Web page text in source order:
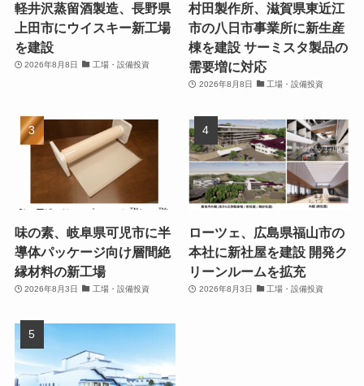
軽井沢蒸留酒製造、長野県
上田市にウイスキー新工場
を建設
2026年8月8日 工場・設備投資
村田製作所、滋賀県東近江
市の八日市事業所に新生産
棟を建設 サーミスタ製品の
需要増に対応
2026年8月8日 工場・設備投資
味の素、岐阜県可児市に半
導体パッケージ向け層間絶
縁材料の新工場
2026年8月3日 工場・設備投資
ローツェ、広島県福山市の
本社に新社屋を建設 開発ク
リーンルームを拡充
2026年8月3日 工場・設備投資